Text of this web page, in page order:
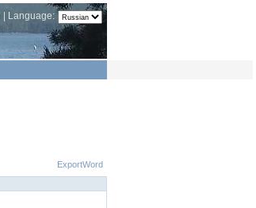
Language:
ExportWord